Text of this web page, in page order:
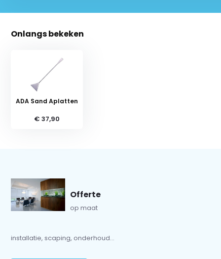
Onlangs bekeken
ADA Sand Aplatten
€ 37,90
Offerte
op maat
installatie, scaping, onderhoud...